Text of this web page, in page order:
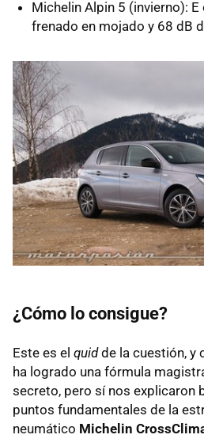
Michelin Alpin 5 (invierno): E
frenado en mojado y 68 dB
¿Cómo lo consigue?
Este es el quidde la cuestión, y
ha logrado una fórmula
secreto, pero sí nos explicaron
puntos fundamentales de la
neumático Michelin